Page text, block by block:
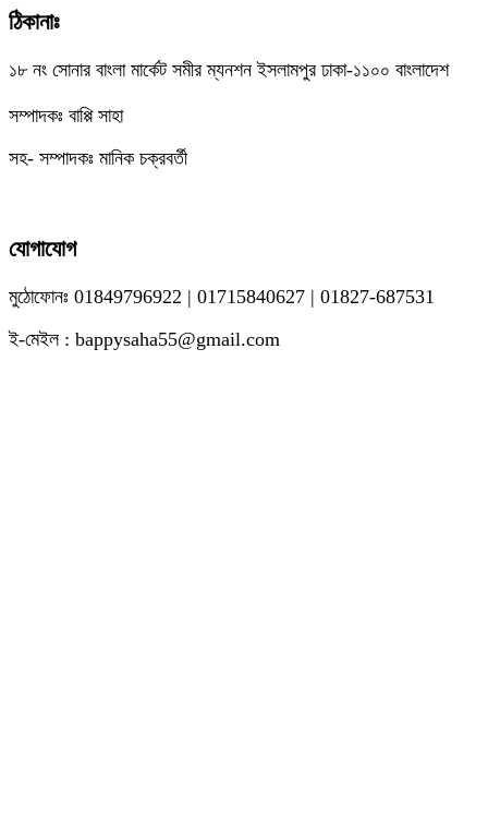
ঠিকানাঃ
১৮ নং সোনার বাংলা মার্কেট সমীর ম্যনশন ইসলামপুর ঢাকা-১১০০ বাংলাদেশ
সম্পাদকঃ বাপ্পি সাহা
সহ- সম্পাদকঃ মানিক চক্রবর্তী
যোগাযোগ
মুঠোফোনঃ 01849796922 | 01715840627 | 01827-687531
ই-মেইল : bappysaha55@gmail.com